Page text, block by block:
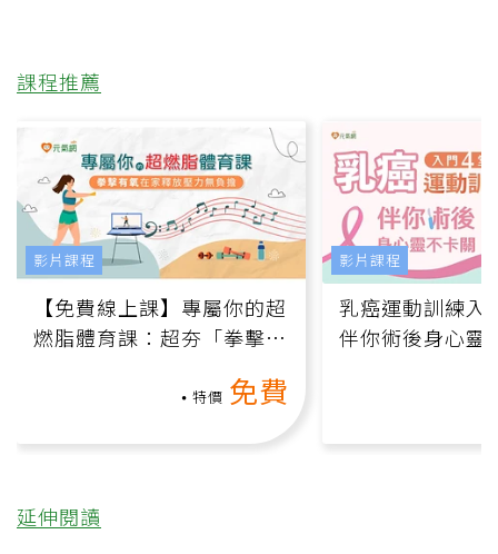
課程推薦
【免費線上課】專屬你的超
燃脂體育課：超夯「拳擊有
特價 免費
影片課程
乳癌運動訓練入
伴你術後身心靈
影片課程
延伸閱讀